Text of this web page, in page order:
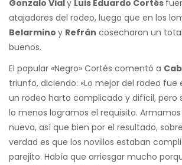
Gonzalo Vialy Luis Eduardo Cortés
atajadores del rodeo, luego que en los
Belarmino y Refrán cosecharon un
buenos.
El popular «Negro» Cortés comentó a
triunfo, diciendo: «Lo mejor del rodeo fue
un rodeo harto complicado y difícil, pero
lo menos logramos el requisito.
nueva, así que bien por el resultado,
verdad es que los novillos estaban
parejito. Había que arriesgar mucho